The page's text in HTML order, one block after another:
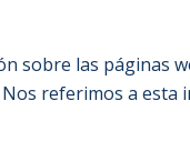
sobre las
referimos a